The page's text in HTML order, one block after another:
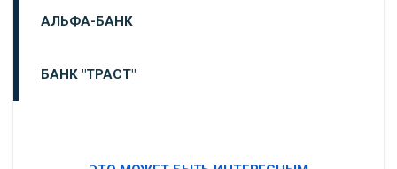
АЛЬФА-БАНК
БАНК "ТРАСТ"